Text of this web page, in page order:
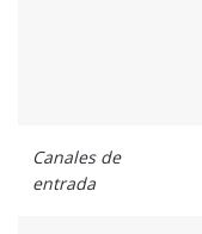
Canales de
entrada